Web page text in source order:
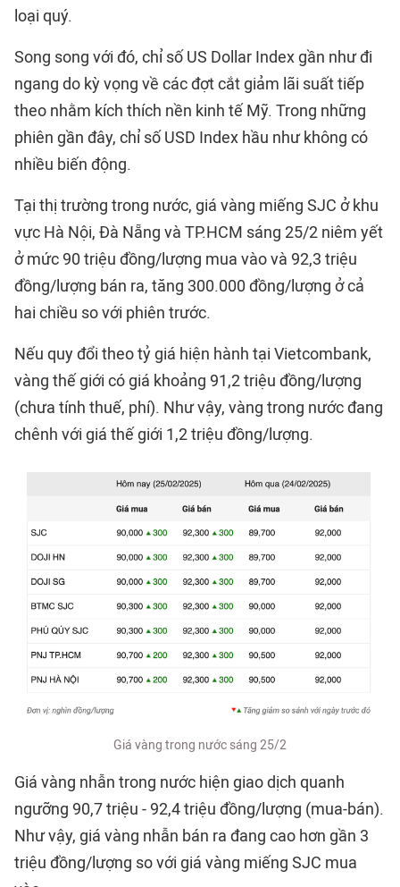
loại quý.
Song song với đó, chỉ số US Dollar Index gần như đi
ngang do kỳ vọng về các đợt cắt giảm lãi suất tiếp
theo nhằm kích thích nền kinh tế Mỹ. Trong những
phiên gần đây, chỉ số USD Index hầu như không có
nhiều biến động.
Tại thị trường trong nước, giá vàng miếng SJC ở khu
vực Hà Nội, Đà Nẵng và TP.HCM sáng 25/2 niêm yết
ở mức 90 triệu đồng/lượng mua vào và 92,3 triệu
đồng/lượng bán ra, tăng 300.000 đồng/lượng ở cả
hai chiều so với phiên trước.
Nếu quy đổi theo tỷ giá hiện hành tại Vietcombank,
vàng thế giới có giá khoảng 91,2 triệu đồng/lượng
(chưa tính thuế, phí). Như vậy, vàng trong nước đang
chênh với giá thế giới 1,2 triệu đồng/lượng.
Giá vàng trong nước sáng 25/2
Giá vàng nhẫn trong nước hiện giao dịch quanh
ngưỡng 90,7 triệu - 92,4 triệu đồng/lượng (mua-bán).
Như vậy, giá vàng nhẫn bán ra đang cao hơn gần 3
triệu đồng/lượng so với giá vàng miếng SJC mua